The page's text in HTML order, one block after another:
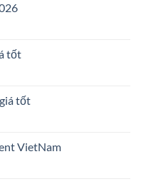
tốt
tốt
VietNam